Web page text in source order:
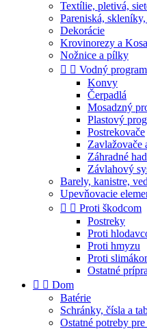
Textílie, pletivá,
Pareniská,
Dekorácie
Krovinorezy a
Nožnice a pílky
  Vodný program
Konvy
Čerpadlá
Mosadzný
Plastový
Postrekovače
Zavlažovače
Záhradné
Závlahový
Barely, kanistre,
Upevňovacie
  Proti škodcom
Postreky
Proti
Proti hmyzu
Proti
Ostatné
  Dom
Batérie
Schránky, čísla a
Ostatné potreby